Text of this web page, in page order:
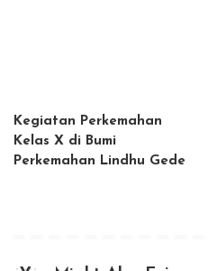
Kegiatan Perkemahan
Kelas X di Bumi
Perkemahan Lindhu Gede